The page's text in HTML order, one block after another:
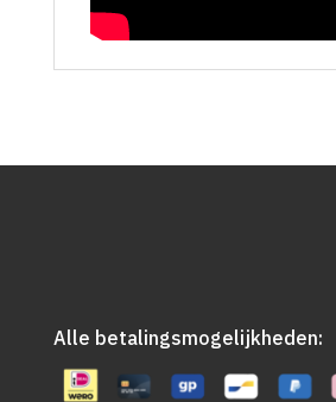
Alle betalingsmogelijkheden: